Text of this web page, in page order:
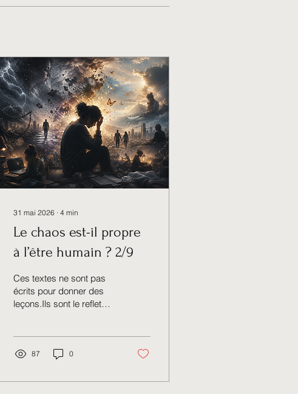
31 mai 2026 ∙ 4 min
Le chaos est-il propre
à l’être humain ? 2/9
Ces textes ne sont pas
écrits pour donner des
leçons.Ils sont le reflet
lumineux. Chaque article
réflexion née d’un vécu,
87 0